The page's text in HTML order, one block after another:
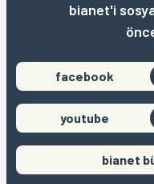
bianet'i
facebook
youtube
bianet